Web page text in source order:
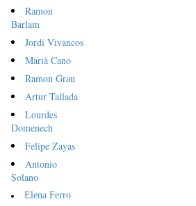
Ramon
Barlam
Jordi Vivancos
Marià Cano
Ramon Grau
Artur Tallada
Lourdes
Domenech
Felipe Zayas
Antonio
Solano
Elena Ferro